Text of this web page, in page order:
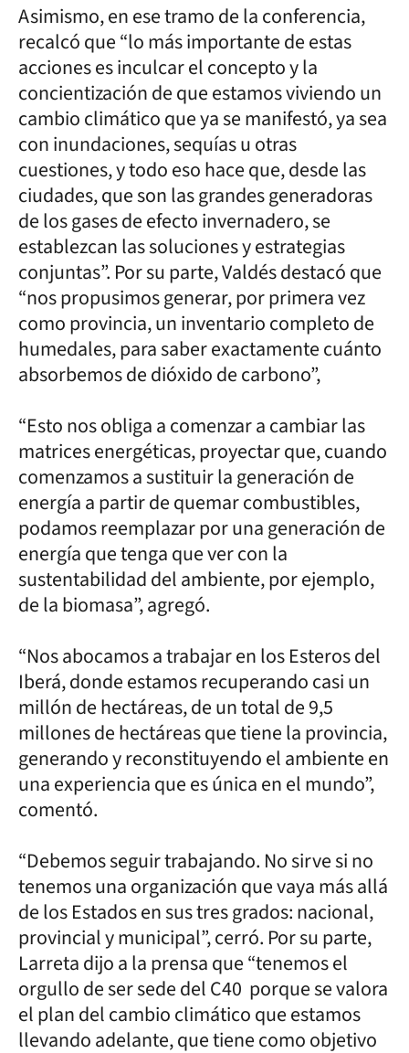
Asimismo, en ese tramo de la conferencia,
recalcó que “lo más importante de estas
acciones es inculcar el concepto y la
concientización de que estamos viviendo un
cambio climático que ya se manifestó, ya sea
con inundaciones, sequías u otras
cuestiones, y todo eso hace que, desde las
ciudades, que son las grandes generadoras
de los gases de efecto invernadero, se
establezcan las soluciones y estrategias
conjuntas”. Por su parte, Valdés destacó que
“nos propusimos generar, por primera vez
como provincia, un inventario completo de
humedales, para saber exactamente cuánto
absorbemos de dióxido de carbono”,
“Esto nos obliga a comenzar a cambiar las
matrices energéticas, proyectar que, cuando
comenzamos a sustituir la generación de
energía a partir de quemar combustibles,
podamos reemplazar por una generación de
energía que tenga que ver con la
sustentabilidad del ambiente, por ejemplo,
de la biomasa”, agregó.
“Nos abocamos a trabajar en los Esteros del
Iberá, donde estamos recuperando casi un
millón de hectáreas, de un total de 9,5
millones de hectáreas que tiene la provincia,
generando y reconstituyendo el ambiente en
una experiencia que es única en el mundo”,
comentó.
“Debemos seguir trabajando. No sirve si no
tenemos una organización que vaya más allá
de los Estados en sus tres grados: nacional,
provincial y municipal”, cerró. Por su parte,
Larreta dijo a la prensa que “tenemos el
orgullo de ser sede del C40 porque se valora
el plan del cambio climático que estamos
llevando adelante, que tiene como objetivo